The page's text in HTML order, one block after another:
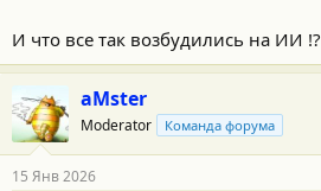
И что все так возбудились на ИИ !?
aMster
Moderator Команда форума
15 Янв 2026